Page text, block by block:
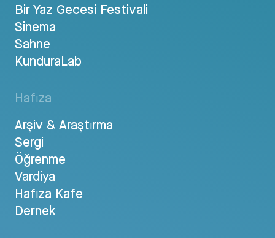
Bir Yaz Gecesi Festivali
Sinema
Sahne
KunduraLab
Hafıza
Arşiv & Araştırma
Sergi
Öğrenme
Vardiya
Hafıza Kafe
Dernek